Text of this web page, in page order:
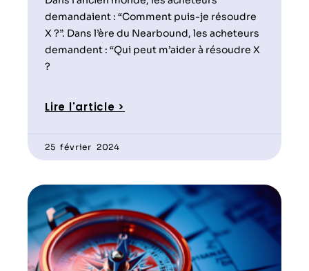
demandaient : “Comment puis-je résoudre
X ?”. Dans l’ère du Nearbound, les acheteurs
demandent : “Qui peut m’aider à résoudre X
?
Lire l'article >
25 février 2024